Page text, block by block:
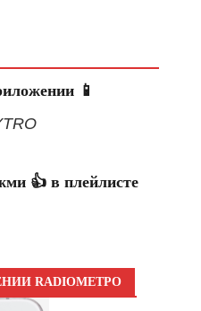
📱
👍 в плейлисте
RADIOМЕТРО